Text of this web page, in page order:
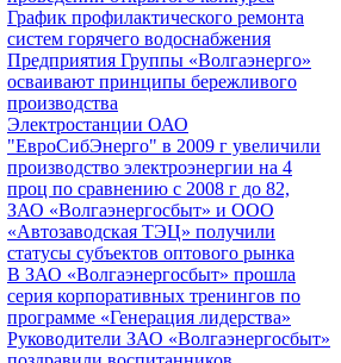
График профилактического ремонта
систем горячего водоснабжения
Предприятия Группы «Волгаэнерго»
осваивают принципы бережливого
производства
Электростанции ОАО
"ЕвроСибЭнерго" в 2009 г увеличили
производство электроэнергии на 4
проц по сравнению с 2008 г до 82,
ЗАО «Волгаэнергосбыт» и ООО
«Автозаводская ТЭЦ» получили
статусы субъектов оптового рынка
В ЗАО «Волгаэнергосбыт» прошла
серия корпоративных тренингов по
программе «Генерация лидерства»
Руководители ЗАО «Волгаэнергосбыт»